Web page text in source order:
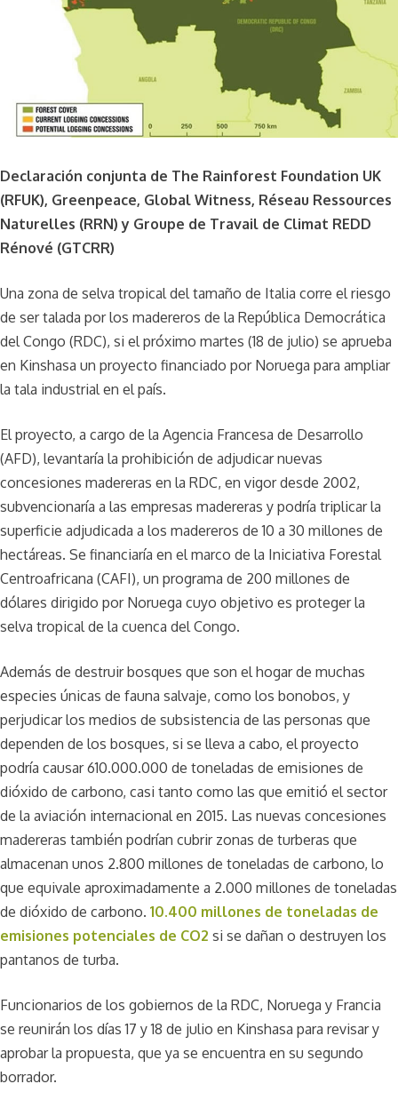
Declaración conjunta de The Rainforest Foundation UK
(RFUK), Greenpeace, Global Witness, Réseau Ressources
Naturelles (RRN) y Groupe de Travail de Climat REDD
Rénové (GTCRR)
Una zona de selva tropical del tamaño de Italia corre el riesgo
de ser talada por los madereros de la República Democrática
del Congo (RDC), si el próximo martes (18 de julio) se aprueba
en Kinshasa un proyecto financiado por Noruega para ampliar
la tala industrial en el país.
El proyecto, a cargo de la Agencia Francesa de Desarrollo
(AFD), levantaría la prohibición de adjudicar nuevas
concesiones madereras en la RDC, en vigor desde 2002,
subvencionaría a las empresas madereras y podría triplicar la
superficie adjudicada a los madereros de 10 a 30 millones de
hectáreas. Se financiaría en el marco de la Iniciativa Forestal
Centroafricana (CAFI), un programa de 200 millones de
dólares dirigido por Noruega cuyo objetivo es proteger la
selva tropical de la cuenca del Congo.
Además de destruir bosques que son el hogar de muchas
especies únicas de fauna salvaje, como los bonobos, y
perjudicar los medios de subsistencia de las personas que
dependen de los bosques, si se lleva a cabo, el proyecto
podría causar 610.000.000 de toneladas de emisiones de
dióxido de carbono, casi tanto como las que emitió el sector
de la aviación internacional en 2015. Las nuevas concesiones
madereras también podrían cubrir zonas de turberas que
almacenan unos 2.800 millones de toneladas de carbono, lo
que equivale aproximadamente a 2.000 millones de toneladas
de dióxido de carbono. 10.400 millones de toneladas de
emisiones potenciales de CO2 si se dañan o destruyen los
pantanos de turba.
Funcionarios de los gobiernos de la RDC, Noruega y Francia
se reunirán los días 17 y 18 de julio en Kinshasa para revisar y
aprobar la propuesta, que ya se encuentra en su segundo
borrador.